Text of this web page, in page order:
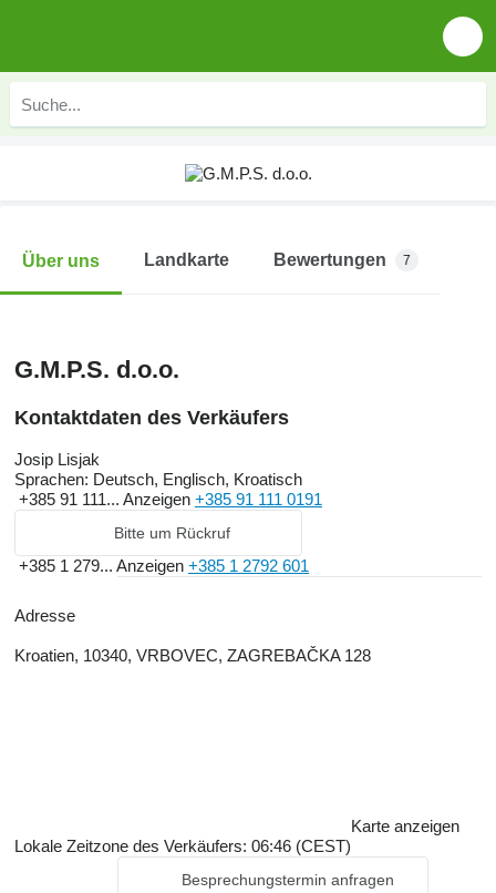
Über uns Landkarte Bewertungen 7
G.M.P.S. d.o.o.
Kontaktdaten des Verkäufers
Josip Lisjak
Sprachen: Deutsch, Englisch, Kroatisch
+385 91 111... Anzeigen +385 91 111 0191
Bitte um Rückruf
+385 1 279... Anzeigen +385 1 2792 601
Adresse
Kroatien, 10340, VRBOVEC, ZAGREBAČKA 128
Karte anzeigen
Lokale Zeitzone des Verkäufers: 06:46 (CEST)
Besprechungstermin anfragen